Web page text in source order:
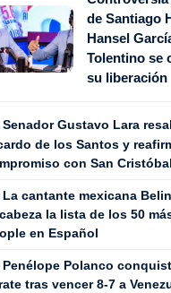
de Santiago
Hansel
Tolentino se
su liberación
Senador Gustavo Lara
de los Santos y
con San Cristóbal
La cantante mexicana
la lista de los 50
en Español
Penélope Polanco
tras vencer 8-7 a